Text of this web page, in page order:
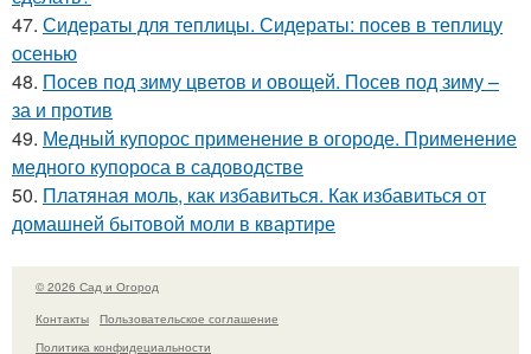
47. Сидераты для теплицы. Сидераты: посев в теплицу
осенью
48. Посев под зиму цветов и овощей. Посев под зиму –
за и против
49. Медный купорос применение в огороде. Применение
медного купороса в садоводстве
50. Платяная моль, как избавиться. Как избавиться от
домашней бытовой моли в квартире
© 2026 Сад и Огород
Контакты
Пользовательское соглашение
Политика конфидециальности